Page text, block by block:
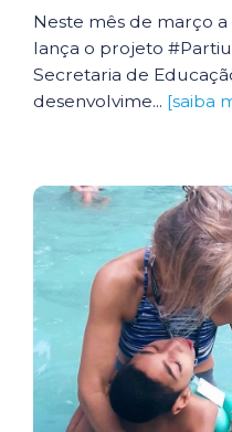
Neste mês de março
lança o projeto
Secretaria de
desenvolvime... [saiba